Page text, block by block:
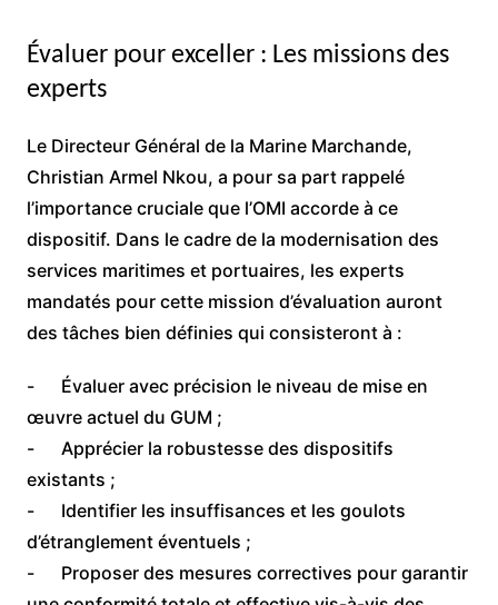
​Évaluer pour exceller : Les missions des
experts
​Le Directeur Général de la Marine Marchande,
Christian Armel Nkou, a pour sa part rappelé
l’importance cruciale que l’OMI accorde à ce
dispositif. Dans le cadre de la modernisation des
services maritimes et portuaires, les experts
mandatés pour cette mission d’évaluation auront
des tâches bien définies qui consisteront à :
​- Évaluer avec précision le niveau de mise en
œuvre actuel du GUM ;
​- Apprécier la robustesse des dispositifs
existants ;
​- Identifier les insuffisances et les goulots
d’étranglement éventuels ;
​- Proposer des mesures correctives pour garantir